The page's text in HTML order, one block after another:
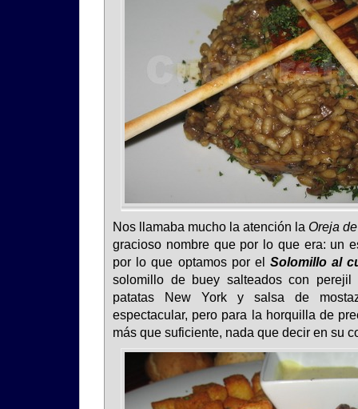
Nos llamaba mucho la atención la Oreja
gracioso nombre que por lo que era: un
por lo que optamos por elSolomillo al
solomillo de buey salteados con perejil
patatas New York y salsa de
espectacular, pero para la horquilla de
más que suficiente, nada que decir en su